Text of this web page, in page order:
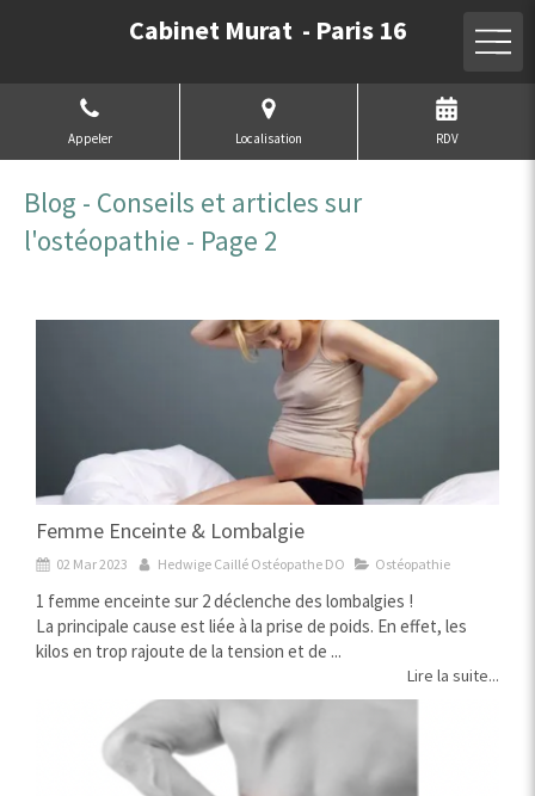
Cabinet Murat - Paris 16
Appeler Localisation RDV
Blog - Conseils et articles sur
l'ostéopathie - Page 2
Femme Enceinte & Lombalgie
02 Mar 2023 Hedwige Caillé Ostéopathe DO Ostéopathie
1 femme enceinte sur 2 déclenche des lombalgies !
La principale cause est liée à la prise de poids. En effet, les
kilos en trop rajoute de la tension et de ...
Lire la suite...